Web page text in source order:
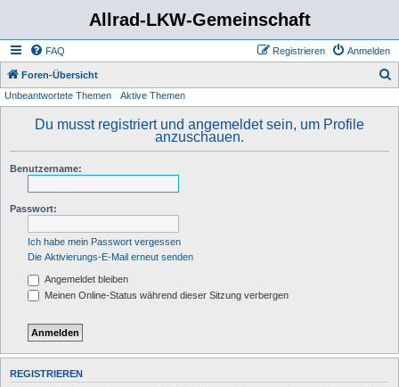
Allrad-LKW-Gemeinschaft
FAQ Anmelden
Registrieren
Foren-Übersicht
Unbeantwortete Themen Aktive Themen
Du musst registriert und angemeldet sein, um Profile
anzuschauen.
Benutzername:
Passwort:
Ich habe mein Passwort vergessen
Die Aktivierungs-E-Mail erneut senden
Angemeldet bleiben
Meinen Online-Status während dieser Sitzung verbergen
REGISTRIEREN